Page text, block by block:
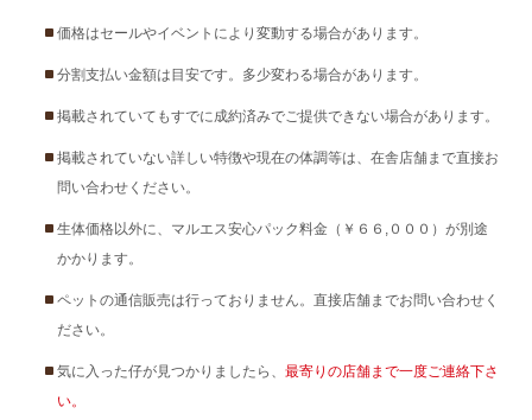
価格はセールやイベントにより変動する場合があります。
分割支払い金額は目安です。多少変わる場合があります。
掲載されていてもすでに成約済みでご提供できない場合があります。
掲載されていない詳しい特徴や現在の体調等は、在舎店舗まで直接お
問い合わせください。
生体価格以外に、マルエス安心パック料金（￥６６,０００）が別途
かかります。
ペットの通信販売は行っておりません。直接店舗までお問い合わせく
ださい。
気に入った仔が見つかりましたら、 最寄りの店舗まで一度ご連絡下さ
い。